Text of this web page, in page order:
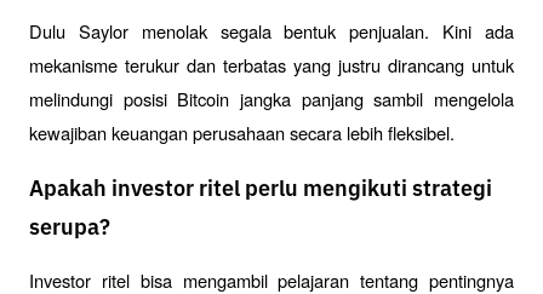
Dulu Saylor menolak segala bentuk penjualan. Kini ada
mekanisme terukur dan terbatas yang justru dirancang untuk
melindungi posisi Bitcoin jangka panjang sambil mengelola
kewajiban keuangan perusahaan secara lebih fleksibel.
Apakah investor ritel perlu mengikuti strategi
serupa?
Investor ritel bisa mengambil pelajaran tentang pentingnya